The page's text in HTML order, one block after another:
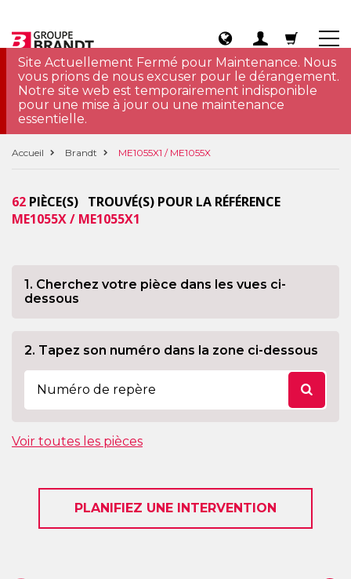
Site Actuellement Fermé pour Maintenance. Nous
vous prions de nous excuser pour le dérangement.
Notre site web est temporairement indisponible
pour une mise à jour ou une maintenance
essentielle.
Accueil Brandt ME1055X1 / ME1055X
62 PIÈCE(S) TROUVÉ(S) POUR LA RÉFÉRENCE
ME1055X / ME1055X1
1. Cherchez votre pièce dans les vues ci-
dessous
2. Tapez son numéro dans la zone ci-dessous
Voir toutes les pièces
PLANIFIEZ UNE INTERVENTION